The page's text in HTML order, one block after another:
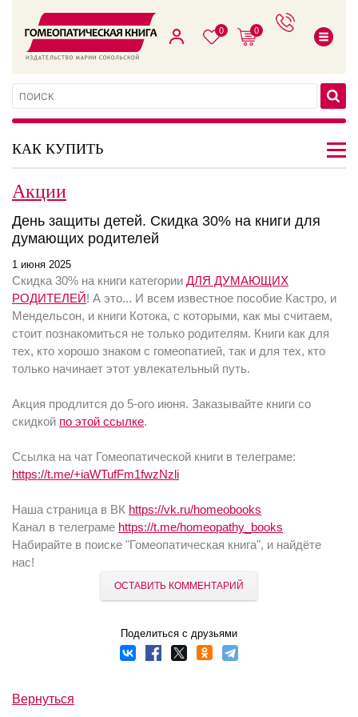
0 0
КАК КУПИТЬ
Акции
День защиты детей. Скидка 30% на книги для
думающих родителей
1 июня 2025
Скидка 30% на книги категории ДЛЯ ДУМАЮЩИХ
РОДИТЕЛЕЙ! А это... И всем известное пособие Кастро, и
Мендельсон, и книги Котока, с которыми, как мы считаем,
стоит познакомиться не только родителям. Книги как для
тех, кто хорошо знаком с гомеопатией, так и для тех, кто
только начинает этот увлекательный путь.
Акция продлится до 5-ого июня. Заказывайте книги со
скидкой по этой ссылке.
Ссылка на чат Гомеопатической книги в телеграме:
https://t.me/+iaWTufFm1fwzNzli
Наша страница в ВК https://vk.ru/homeobooks
Канал в телеграме https://t.me/homeopathy_books
Набирайте в поиске "Гомеопатическая книга", и найдёте
нас!
ОСТАВИТЬ КОММЕНТАРИЙ
Поделиться с друзьями
Вернуться